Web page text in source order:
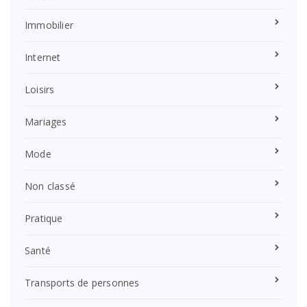
Immobilier
Internet
Loisirs
Mariages
Mode
Non classé
Pratique
Santé
Transports de personnes